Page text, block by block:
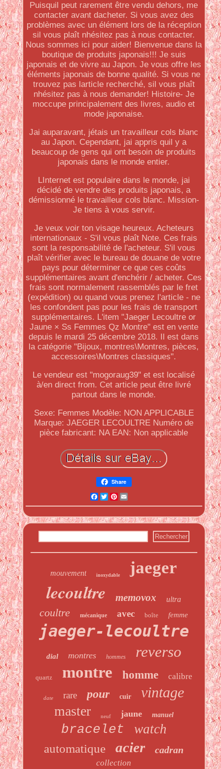
Puisquil peut rarement être vendu dehors, me
contacter avant dacheter. Si vous avez des
problèmes avec un élément lors de la réception
sil vous plaît nhésitez pas à nous contacter.
Nous sommes ici pour aider! Bienvenue dans la
boutique de produits japonais!!! Je suis
japonais et de vivre au Japon. Je vous offre les
éléments japonais de bonne qualité. Si vous ne
trouvez pas larticle recherché, sil vous plaît
nhésitez pas à nous demander! Histoire- Je
moccupe principalement des livres, audio et
mode japonaise.
Jai auparavant, jétais un travailleur cols blanc
au Japon. Cependant, jai appris quil y a
beaucoup de gens qui ont besoin de produits
japonais dans le monde entier.
LInternet est populaire dans le monde, jai
décidé de vendre des produits japonais, a
démissionné le travailleur cols blanc. Mission-
Je tiens à vous servir.
Je veux voir ton visage heureux. Acheteurs
internationaux - S'il vous plaît Note. Ces frais
sont la responsabilité de l'acheteur. S'il vous
plaît vérifier avec le bureau de douane de votre
pays pour déterminer ce que ces coûts
supplémentaires avant d'enchérir / acheter. Ces
frais sont normalement rassemblés par le fret
(expédition) ou quand vous prenez l'article - ne
les confondent pas pour les frais de transport
supplémentaires. L'item "Jaeger Lecoultre or
Jaune × Ss Femmes Qz Montre" est en vente
depuis le mardi 25 décembre 2018. Il est dans
la catégorie "Bijoux, montres\Montres, pièces,
accessoires\Montres classiques".
Le vendeur est "mogoraug39" et est localisé
à/en direct from. Cet article peut être livré
partout dans le monde.
Sexe: Femmes Modèle: NON APPLICABLE
Marque: JAEGER LECOULTRE Numéro de
pièce fabricant: NA EAN: Non applicable
Share
Facebook
Twitter
Pinterest
Email
mouvement inoxydable jaeger
lecoultre memovox ultra
coultre mécanique avec boîte femme
jaeger-lecoultre
dial montres hommes reverso
quartz montre homme calibre
date rare pour cuir vintage
master neuf jaune manuel
bracelet watch
automatique acier cadran
collection